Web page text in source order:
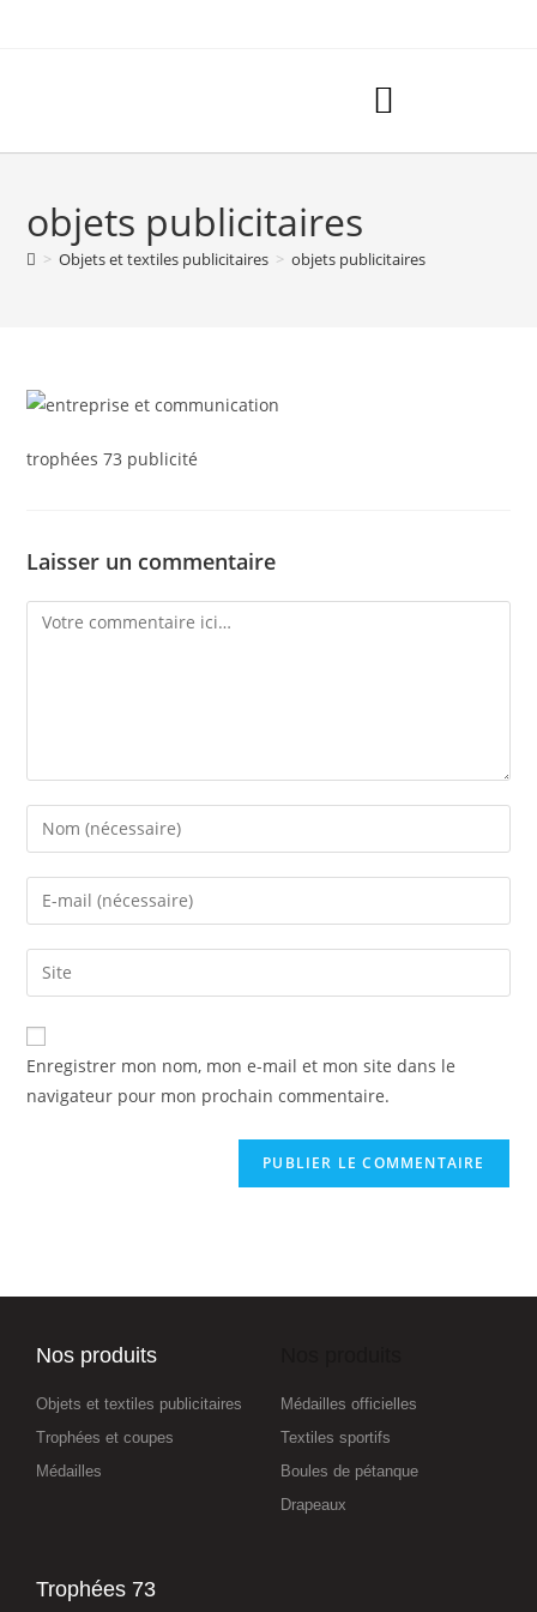
objets publicitaires
> Objets et textiles publicitaires > objets publicitaires
trophées 73 publicité
Laisser un commentaire
Enregistrer mon nom, mon e-mail et mon site dans le
navigateur pour mon prochain commentaire.
Nos produits
Objets et textiles publicitaires
Trophées et coupes
Médailles
Médailles officielles
Textiles sportifs
Boules de pétanque
Drapeaux
Trophées 73